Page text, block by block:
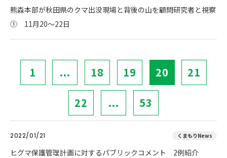
熊森本部が秋田県のクマ出没現場と背後の山を顧問研究者と視察
① 11月20～22日
1 ... 18 19 20 21
22 ... 53
2022/01/21 くまもりNews
ヒグマ保護管理計画に対するパブリックコメント 2例紹介